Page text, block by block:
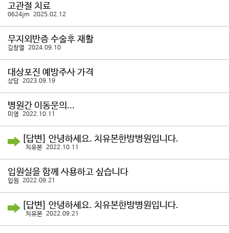
고관절 치료
0624jm 2025.02.12
무지외반증 수술후 재활
김창열 2024.09.10
대상포진 예방주사 가격
상담 2023.09.19
병원간 이동문의...
미영 2022.10.11
[답변] 안녕하세요. 치유본한방병원입니다.
치유본 2022.10.11
입원실을 함께 사용하고 싶습니다
입원 2022.09.21
[답변] 안녕하세요. 치유본한방병원입니다.
치유본 2022.09.21